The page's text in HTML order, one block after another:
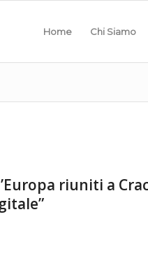
Home Chi Siamo
riuniti a